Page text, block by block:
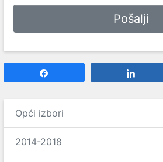
Opći izbori
2014-2018